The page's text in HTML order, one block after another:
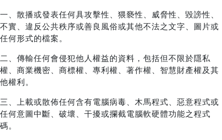
一、散播或發表任何具攻擊性、猥褻性、威脅性、毀謗性、
不實、違反公共秩序或善良風俗或其他不法之文字、圖片或
任何形式的檔案。
二、傳輸任何會侵犯他人權益的資料，包括但不限於隱私
權、商業機密、商標權、專利權、著作權、智慧財產權及其
他權利。
三、上載或散佈任何含有電腦病毒、木馬程式、惡意程式或
任何意圖中斷、破壞、干擾或攔截電腦軟硬體功能之程式
碼。